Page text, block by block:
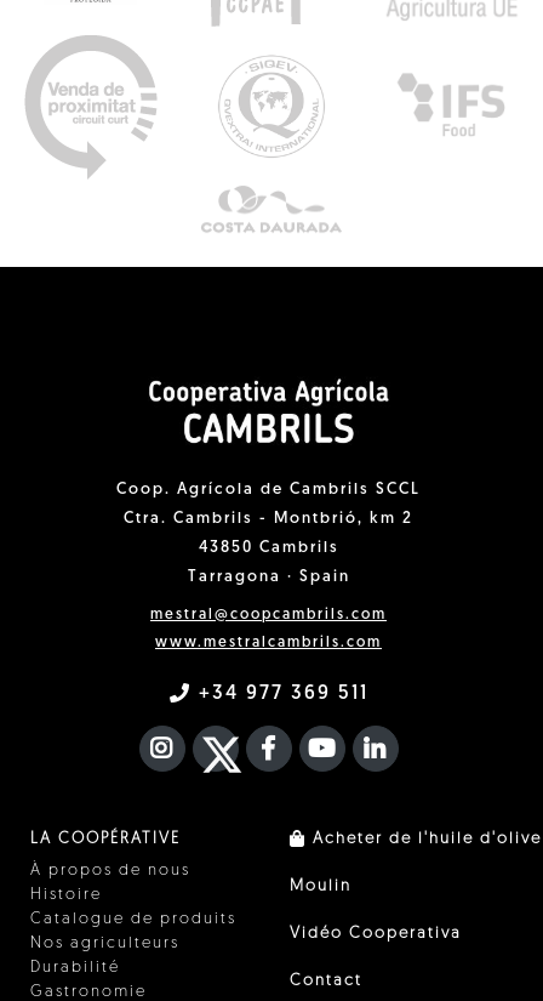
Coop. Agrícola de Cambrils SCCL
Ctra. Cambrils - Montbrió, km 2
43850 Cambrils
Tarragona · Spain
mestral@coopcambrils.com
www.mestralcambrils.com
+34 977 369 511
INSTAGRAM
TWITTER
FACEBOOK F
YOUTUBEFA LINKEDIN
LA COOPÉRATIVE
À propos de nous
Histoire
Catalogue de produits
Nos agriculteurs
Durabilité
Gastronomie
Acheter de l'huile d'olive
Moulin
Vidéo Cooperativa
Contact